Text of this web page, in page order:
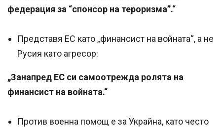
федерация за “спонсор на тероризма”.“
Представя ЕС като „финансист на войната“, а не
Русия като агресор:
„Занапред ЕС си самоотрежда ролята на
финансист на войната.“
Против военна помощ е за Украйна, като често